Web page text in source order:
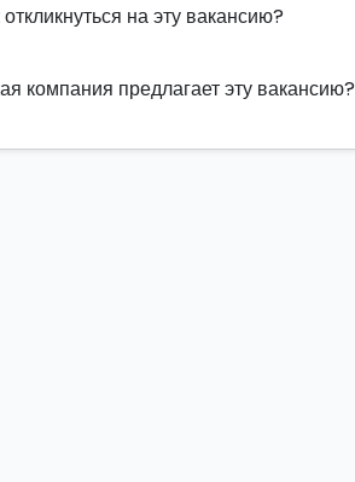
откликнуться на эту вакансию?
компания предлагает эту вакансию?